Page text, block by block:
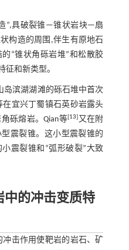
”,具破裂锥—锥状岩块—扇
构造的周围,伴生有原地石
“锥状角砾岩堆”和松散胶
征和新类型。
岛滨湖湖滩的砾石堆中首次
宜兴丁蜀镇石英砂岩露头
砾熔岩。Qian等[13]又在附
震裂锥。这小型震裂锥的
震裂锥和“弧形破裂”大致
中的冲击变质特
击作用使靶岩的岩石、矿